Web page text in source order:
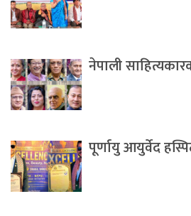
नेपाली
पूर्णायु आयुर्वेद